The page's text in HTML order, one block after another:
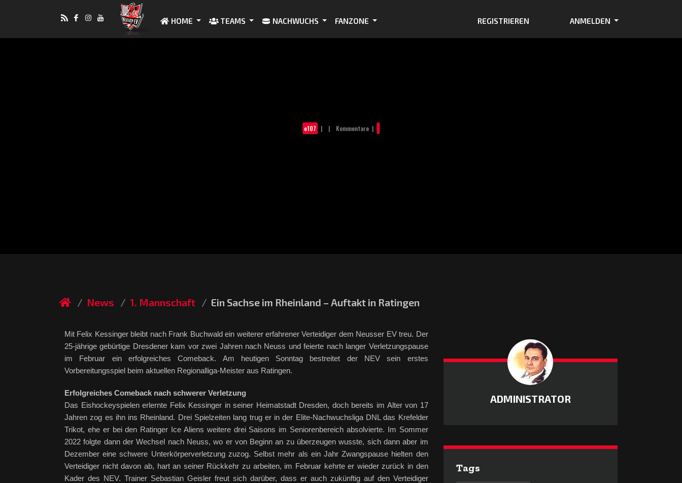
HOME TEAMS NACHWUCHS FANZONE REGISTRIEREN ANMELDEN
e107 | | Kommentare |
News 1. Mannschaft Ein Sachse im Rheinland – Auftakt in Ratingen
Mit Felix Kessinger bleibt nach Frank Buchwald ein weiterer erfahrener Verteidiger dem Neusser EV treu. Der
25-jährige gebürtige Dresdener kam vor zwei Jahren nach Neuss und feierte nach langer Verletzungspause
im Februar ein erfolgreiches Comeback. Am heutigen Sonntag bestreitet der NEV sein erstes
Vorbereitungsspiel beim aktuellen Regionalliga-Meister aus Ratingen.
Erfolgreiches Comeback nach schwerer Verletzung
Das Eishockeyspielen erlernte Felix Kessinger in seiner Heimatstadt Dresden, doch bereits im Alter von 17
Jahren zog es ihn ins Rheinland. Drei Spielzeiten lang trug er in der Elite-Nachwuchsliga DNL das Krefelder
Trikot, ehe er bei den Ratinger Ice Aliens weitere drei Saisons im Seniorenbereich absolvierte. Im Sommer
2022 folgte dann der Wechsel nach Neuss, wo er von Beginn an zu überzeugen wusste, sich dann aber im
Dezember eine schwere Unterkörperverletzung zuzog. Selbst mehr als ein Jahr Zwangspause hielten den
Verteidiger nicht davon ab, hart an seiner Rückkehr zu arbeiten, im Februar kehrte er wieder zurück in den
Kader des NEV. Trainer Sebastian Geisler freut sich darüber, dass er auch zukünftig auf den Verteidiger
ADMINISTRATOR
Tags